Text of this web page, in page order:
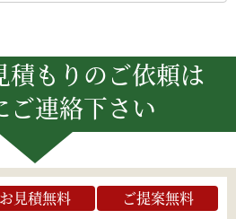
もりのご依頼は
連絡下さい
お見積無料 ご提案無料